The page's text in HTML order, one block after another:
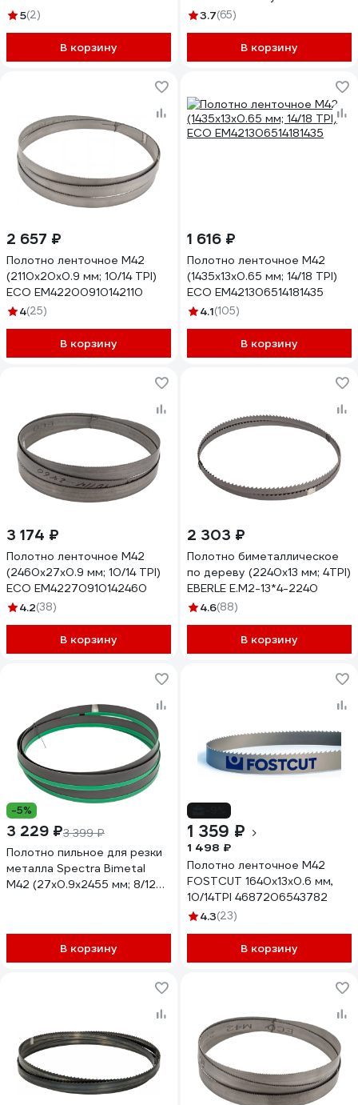
5(2)
В корзину
12TPI материал
155810-190-2
3.7(65)
В корзину
2 657 ₽
Полотно ленточное М42
(2110х20х0.9 мм; 10/14 TPI)
ECO EM42200910142110
4(25)
В корзину
1 616 ₽
Полотно ленточное М42
(1435х13х0.65 мм; 14/18 TPI)
ECO EM421306514181435
4.1(105)
В корзину
3 174 ₽
Полотно ленточное М42
(2460х27х0.9 мм; 10/14 TPI)
ECO EM42270910142460
4.2(38)
В корзину
2 303 ₽
Полотно биметаллическое
по дереву (2240х13 мм; 4TPI)
EBERLE E.M2-13*4-2240
4.6(88)
В корзину
-5%
3 229 ₽3 399 ₽
Полотно пильное для резки
металла Spectra Bimetal
M42 (27х0.9х2455 мм; 8/12S
В корзину
1 359 ₽
1 498 ₽
Полотно ленточное M42
FOSTCUT 1640х13х0.6 мм,
10/14TPI 4687206543782
4.3(23)
В корзину